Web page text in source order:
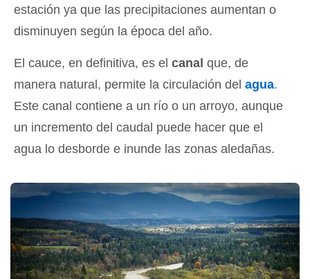
estación ya que las precipitaciones aumentan o
disminuyen según la época del año.
El cauce, en definitiva, es el canal que, de
manera natural, permite la circulación del agua.
Este canal contiene a un río o un arroyo, aunque
un incremento del caudal puede hacer que el
agua lo desborde e inunde las zonas aledañas.